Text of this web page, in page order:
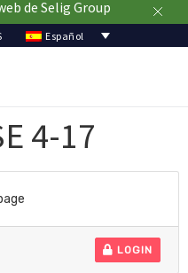
de Selig Group
Español
de
4-17
LOGIN